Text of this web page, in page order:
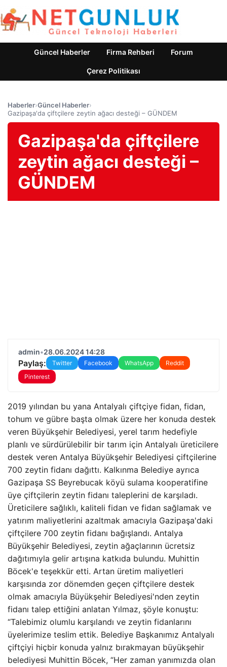
Güncel Haberler Firma Rehberi Forum
Çerez Politikası
Haberler›Güncel Haberler›
Gazipaşa'da çiftçilere zeytin ağacı desteği – GÜNDEM
Gazipaşa'da çiftçilere
zeytin ağacı desteği –
GÜNDEM
admin•28.06.2024 14:28
Paylaş: Twitter Facebook WhatsApp
Reddit
Pinterest
2019 yılından bu yana Antalyalı çiftçiye fidan, fidan,
tohum ve gübre başta olmak üzere her konuda destek
veren Büyükşehir Belediyesi, yerel tarım hedefiyle
planlı ve sürdürülebilir bir tarım için Antalyalı üreticilere
destek veren Antalya Büyükşehir Belediyesi çiftçilerine
700 zeytin fidanı dağıttı. Kalkınma Belediye ayrıca
Gazipaşa SS Beyrebucak köyü sulama kooperatifine
üye çiftçilerin zeytin fidanı taleplerini de karşıladı.
Üreticilere sağlıklı, kaliteli fidan ve fidan sağlamak ve
yatırım maliyetlerini azaltmak amacıyla Gazipaşa'daki
çiftçilere 700 zeytin fidanı bağışlandı. Antalya
Büyükşehir Belediyesi, zeytin ağaçlarının ücretsiz
dağıtımıyla gelir artışına katkıda bulundu. Muhittin
Böcek'e teşekkür etti. Artan üretim maliyetleri
karşısında zor dönemden geçen çiftçilere destek
olmak amacıyla Büyükşehir Belediyesi'nden zeytin
fidanı talep ettiğini anlatan Yılmaz, şöyle konuştu:
“Talebimiz olumlu karşılandı ve zeytin fidanlarını
üyelerimize teslim ettik. Belediye Başkanımız Antalyalı
çiftçiyi hiçbir konuda yalnız bırakmayan büyükşehir
belediyesi Muhittin Böcek, “Her zaman yanımızda olan